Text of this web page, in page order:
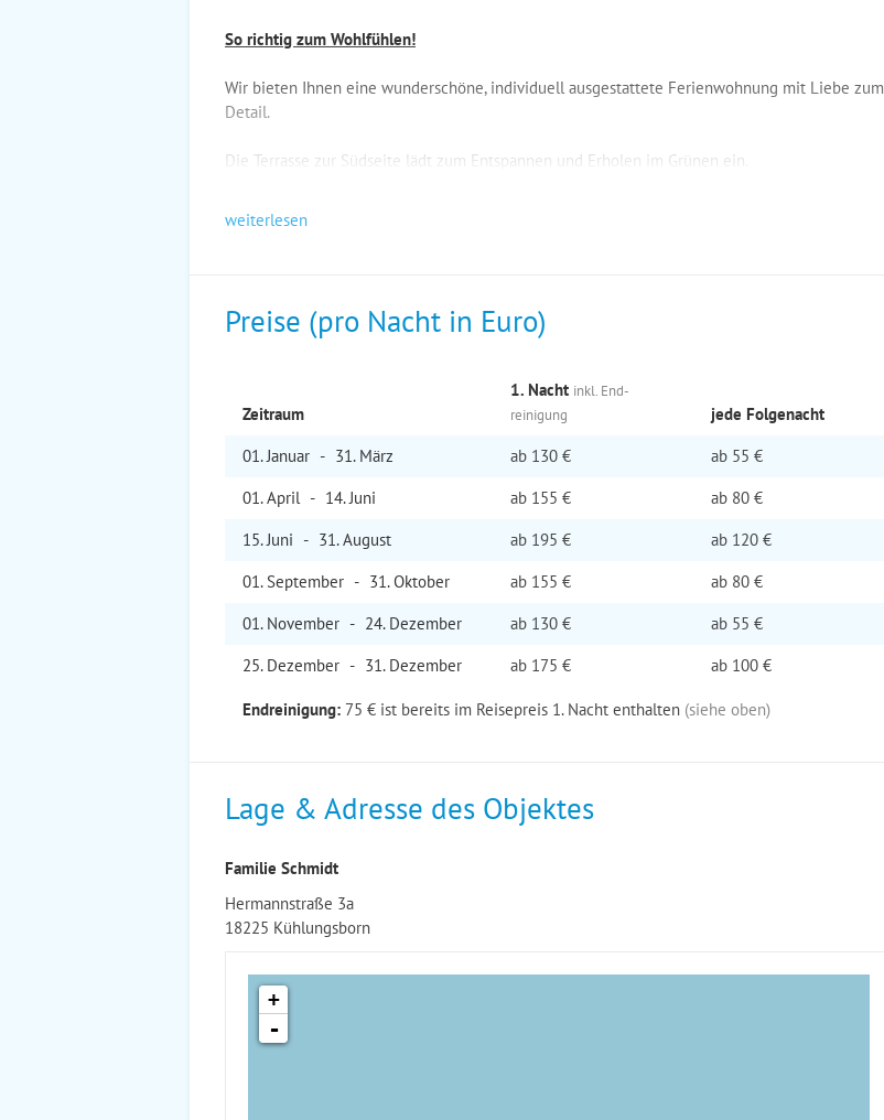
So richtig zum Wohlfühlen!
Wir bieten Ihnen eine wunderschöne, individuell ausgestattete Ferienwohnung mit Liebe zum
Detail.
Die Terrasse zur Südseite lädt zum Entspannen und Erholen im Grünen ein.
weiterlesen
Preise (pro Nacht in Euro)
Zeitraum
1. Nacht inkl. End­
reinigung
jede Folge­nacht
01. Januar - 31. März ab 130 € ab 55 €
01. April - 14. Juni ab 155 € ab 80 €
15. Juni - 31. August ab 195 € ab 120 €
01. September - 31. Oktober ab 155 € ab 80 €
01. November - 24. Dezember ab 130 € ab 55 €
25. Dezember - 31. Dezember ab 175 € ab 100 €
Endreinigung: 75 € ist bereits im Reisepreis 1. Nacht enthalten (siehe oben)
Lage & Adresse des Objektes
Familie Schmidt
Hermannstraße 3a
18225 Kühlungsborn
+
-